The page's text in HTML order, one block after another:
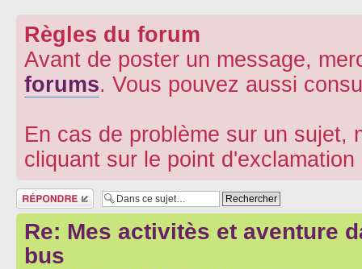
Règles du forum
Avant de poster un message,
forums. Vous pouvez aussi
En cas de problème sur un sujet,
cliquant sur le point
Répondre
Re: Mes activitès et aventure
bus